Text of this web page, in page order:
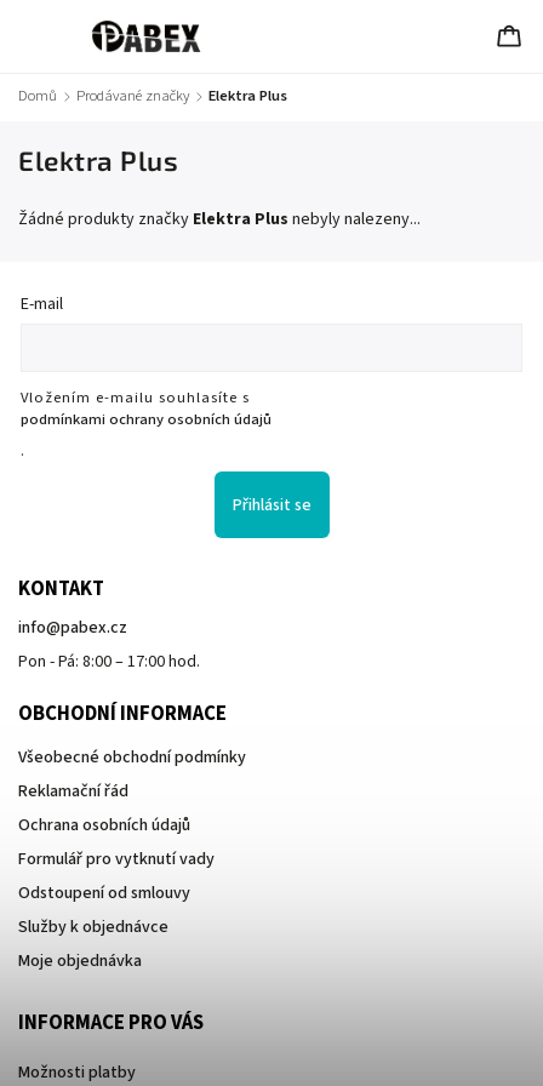
Domů / Prodávané značky / Elektra Plus
Elektra Plus
Žádné produkty značky Elektra Plus nebyly nalezeny...
E-mail
Vložením e-mailu souhlasíte s
podmínkami ochrany osobních údajů
.
Přihlásit se
KONTAKT
info@pabex.cz
Pon - Pá: 8:00 – 17:00 hod.
OBCHODNÍ INFORMACE
Všeobecné obchodní podmínky
Reklamační řád
Ochrana osobních údajů
Formulář pro vytknutí vady
Odstoupení od smlouvy
Služby k objednávce
Moje objednávka
INFORMACE PRO VÁS
Možnosti platby